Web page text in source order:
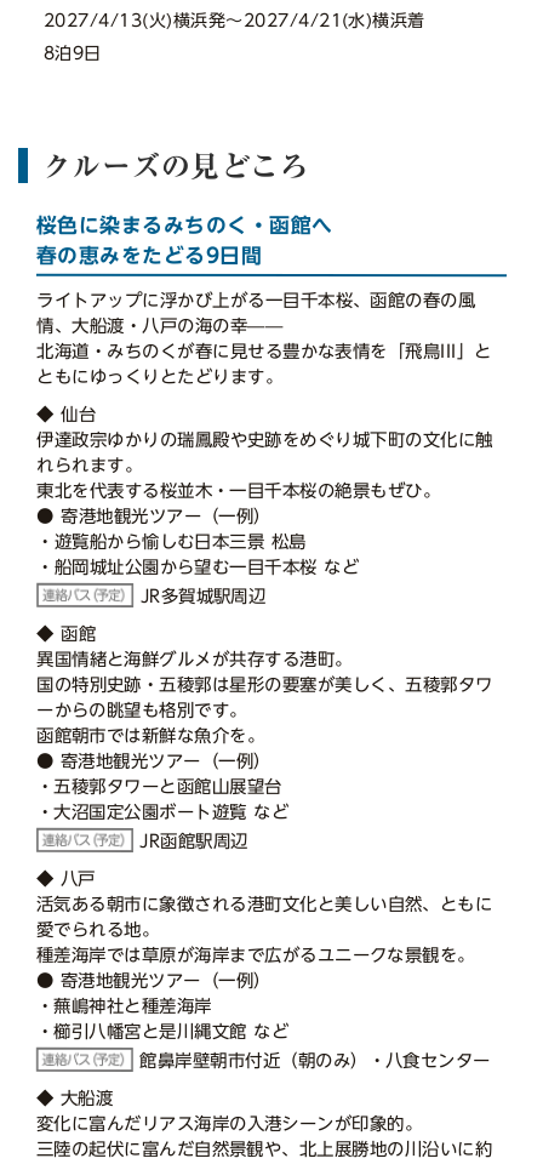
2027/4/13(火)横浜発〜2027/4/21(水)横浜着
8泊9日
クルーズの見どころ
桜色に染まるみちのく・函館へ
春の恵みをたどる9日間
ライトアップに浮かび上がる一目千本桜、函館の春の風
情、大船渡・八戸の海の幸——
北海道・みちのくが春に見せる豊かな表情を「飛鳥III」と
ともにゆっくりとたどります。
◆ 仙台
伊達政宗ゆかりの瑞鳳殿や史跡をめぐり城下町の文化に触
れられます。
東北を代表する桜並木・一目千本桜の絶景もぜひ。
● 寄港地観光ツアー（一例）
・遊覧船から愉しむ日本三景 松島
・船岡城址公園から望む一目千本桜 など
JR多賀城駅周辺
◆ 函館
異国情緒と海鮮グルメが共存する港町。
国の特別史跡・五稜郭は星形の要塞が美しく、五稜郭タワ
ーからの眺望も格別です。
函館朝市では新鮮な魚介を。
● 寄港地観光ツアー（一例）
・五稜郭タワーと函館山展望台
・大沼国定公園ボート遊覧 など
JR函館駅周辺
◆ 八戸
活気ある朝市に象徴される港町文化と美しい自然、ともに
愛でられる地。
種差海岸では草原が海岸まで広がるユニークな景観を。
● 寄港地観光ツアー（一例）
・蕪嶋神社と種差海岸
・櫛引八幡宮と是川縄文館 など
館鼻岸壁朝市付近（朝のみ）・八食センター
◆ 大船渡
変化に富んだリアス海岸の入港シーンが印象的。
三陸の起伏に富んだ自然景観や、北上展勝地の川沿いに約